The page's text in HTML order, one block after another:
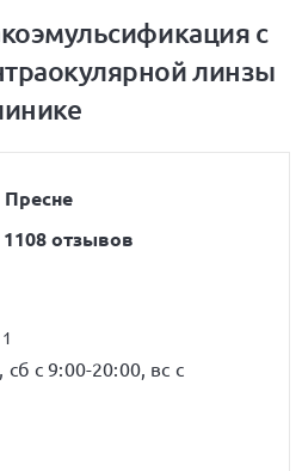
с
линзы
1108 отзывов
сб с 9:00-20:00, вс с